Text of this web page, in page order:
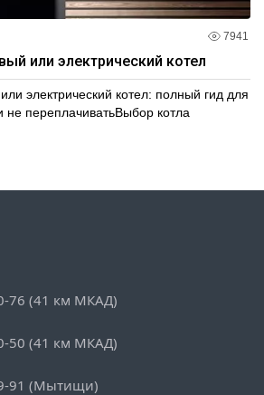
7941
или электрический котел
электрический котел: полный гид для
не переплачиватьВыбор котла
76 (41 км МКАД)
50 (41 км МКАД)
91 (Мытищи)